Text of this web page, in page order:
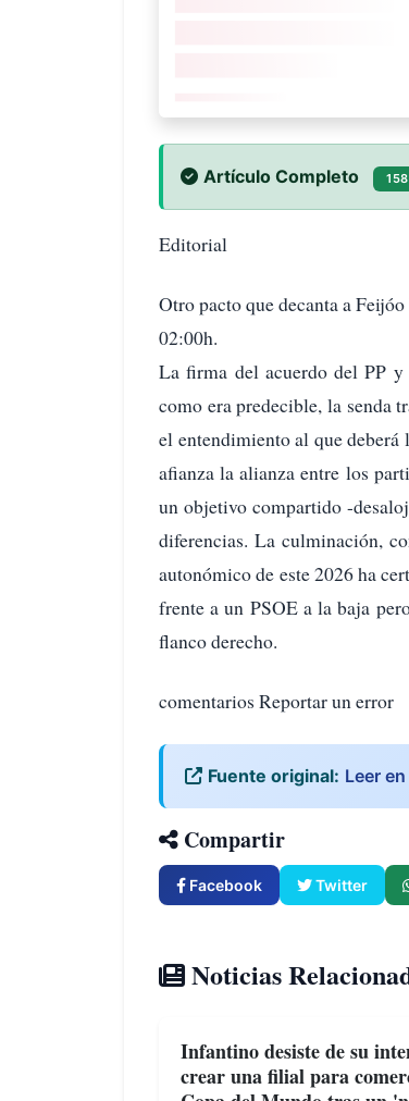
Artículo Completo
Editorial
Otro pacto que decanta a
02:00h.
La firma del acuerdo del PP
como era predecible, la senda
el entendimiento al que
afianza la alianza entre los
un objetivo compartido -
diferencias. La culminación,
autonómico de este 2026 ha
frente a un PSOE a la baja
flanco derecho.
comentarios Reportar un error
Fuente original: Leer
Compartir
Facebook Twitter
Noticias
Infantino desiste de su
crear una filial para